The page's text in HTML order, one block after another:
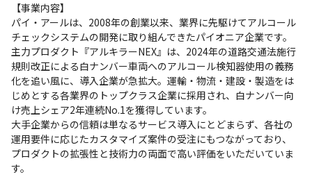
【事業内容】
パイ・アールは、2008年の創業以来、業界に先駆けてアルコール
チェックシステムの開発に取り組んできたパイオニア企業です。
主力プロダクト『アルキラーNEX』は、2024年の道路交通法施行
規則改正による白ナンバー車両へのアルコール検知器使用の義務
化を追い風に、導入企業が急拡大。運輸・物流・建設・製造をは
じめとする各業界のトップクラス企業に採用され、白ナンバー向
け売上シェア2年連続No.1を獲得しています。
大手企業からの信頼は単なるサービス導入にとどまらず、各社の
運用要件に応じたカスタマイズ案件の受注にもつながっており、
プロダクトの拡張性と技術力の両面で高い評価をいただいていま
す。